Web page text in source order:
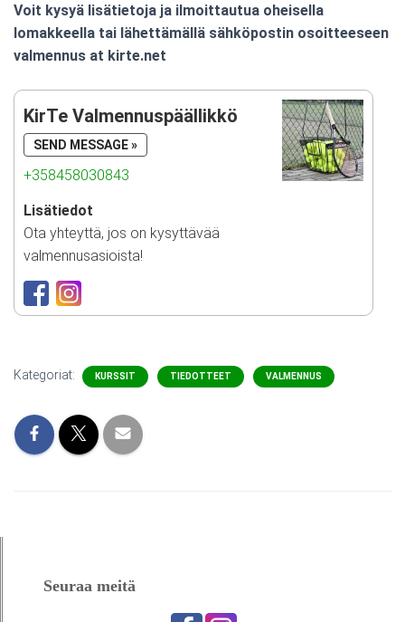
Voit kysyä lisätietoja ja ilmoittautua oheisella
lomakkeella tai lähettämällä sähköpostin osoitteeseen
valmennus at kirte.net
KirTe Valmennuspäällikkö
SEND MESSAGE »
+358458030843
Lisätiedot
Ota yhteyttä, jos on kysyttävää
valmennusasioista!
Kategoriat: KURSSIT TIEDOTTEET VALMENNUS
Seuraa meitä